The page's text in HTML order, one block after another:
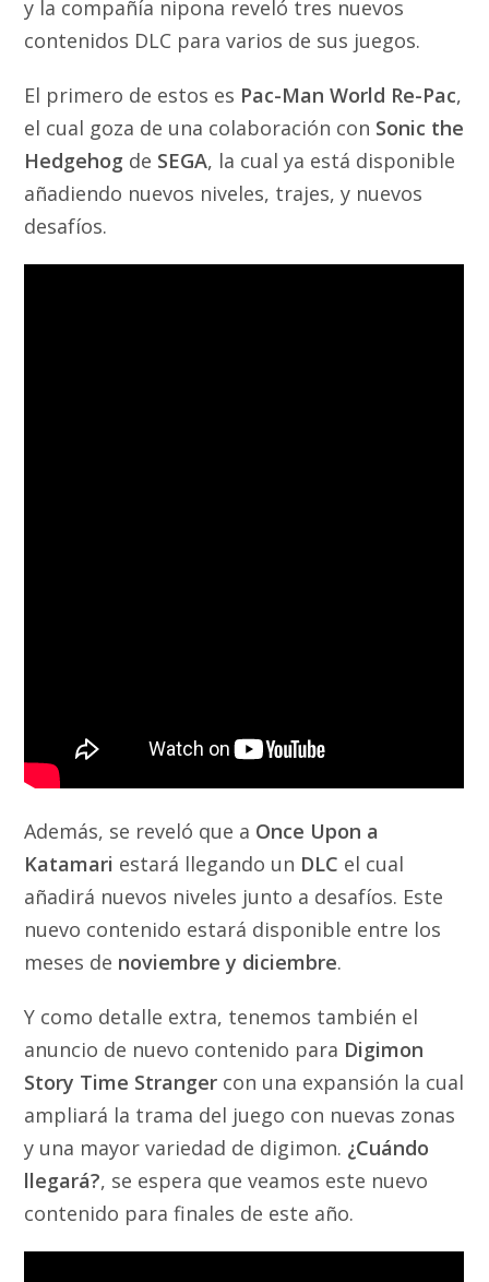
y la compañía nipona reveló tres nuevos
contenidos DLC para varios de sus juegos.
El primero de estos es Pac-Man World Re-Pac,
el cual goza de una colaboración con Sonic the
Hedgehog de SEGA, la cual ya está disponible
añadiendo nuevos niveles, trajes, y nuevos
desafíos.
Además, se reveló que a Once Upon a
Katamari estará llegando un DLC el cual
añadirá nuevos niveles junto a desafíos. Este
nuevo contenido estará disponible entre los
meses de noviembre y diciembre.
Y como detalle extra, tenemos también el
anuncio de nuevo contenido para Digimon
Story Time Stranger con una expansión la cual
ampliará la trama del juego con nuevas zonas
y una mayor variedad de digimon. ¿Cuándo
llegará?, se espera que veamos este nuevo
contenido para finales de este año.